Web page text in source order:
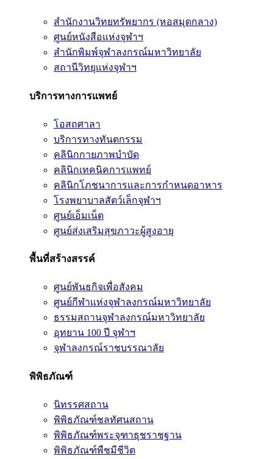
สำนักงานวิทยทรัพยากร (หอสมุดกลาง)
ศูนย์หนังสือแห่งจุฬาฯ
สำนักพิมพ์จุฬาลงกรณ์มหาวิทยาลัย
สถานีวิทยุแห่งจุฬาฯ
บริการทางการแพทย์
โอสถศาลา
บริการทางทันตกรรม
คลินิกกายภาพบำบัด
คลินิกเทคนิคการแพทย์
คลินิกโภชนาการและการกำหนดอาหาร
โรงพยาบาลสัตว์เล็กจุฬาฯ
ศูนย์เอ็มเน็ต
ศูนย์ส่งเสริมสุขภาวะผู้สูงอายุ
พื้นที่สร้างสรรค์
ศูนย์พันธกิจเพื่อสังคม
ศูนย์กีฬาแห่งจุฬาลงกรณ์มหาวิทยาลัย
ธรรมสถานจุฬาลงกรณ์มหาวิทยาลัย
อุทยาน 100 ปี จุฬาฯ
จุฬาลงกรณ์ราชบรรณาลัย
พิพิธภัณฑ์
นิทรรศสถาน
พิพิธภัณฑ์ชลทัศนสถาน
พิพิธภัณฑ์พระจุฑาธุชราชฐาน
พิพิธภัณฑ์พืชมีชีวิต